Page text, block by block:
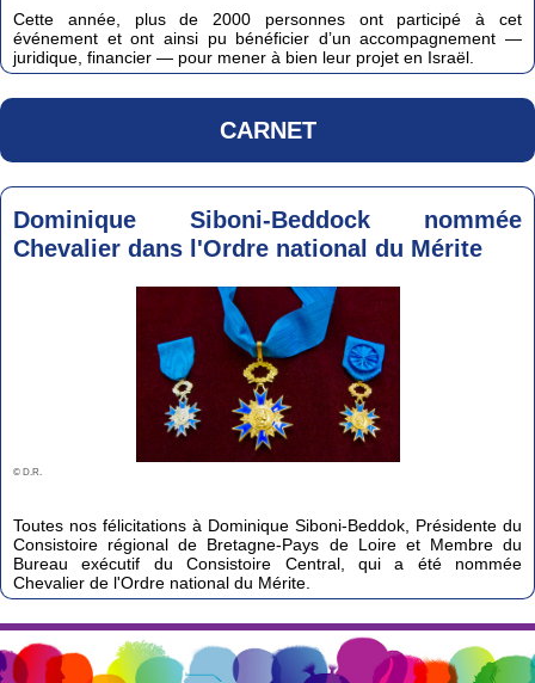
Cette année, plus de 2000 personnes ont participé à cet
événement et ont ainsi pu bénéficier d’un accompagnement —
juridique, financier — pour mener à bien leur projet en Israël.
CARNET
Dominique Siboni-Beddock nommée
Chevalier dans l'Ordre national du Mérite
© D.R.
Toutes nos félicitations à Dominique Siboni-Beddok, Présidente du
Consistoire régional de Bretagne-Pays de Loire et Membre du
Bureau exécutif du Consistoire Central, qui a été nommée
Chevalier de l'Ordre national du Mérite.